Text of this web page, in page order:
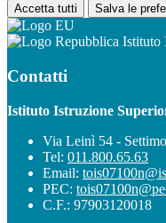
Accetta tutti Salva le
Istituto
Contatti
Istituto Istruzione
Via Leinì 54 -
Tel: 011.800.65.63
Email:
PEC:
C.F.: 97903120018